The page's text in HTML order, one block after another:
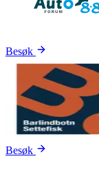
Besøk
Besøk